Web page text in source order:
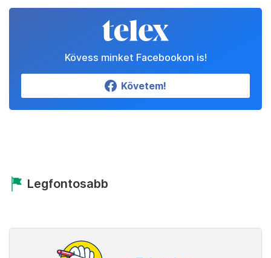
Kövess minket Facebookon is!
Követem!
Legfontosabb